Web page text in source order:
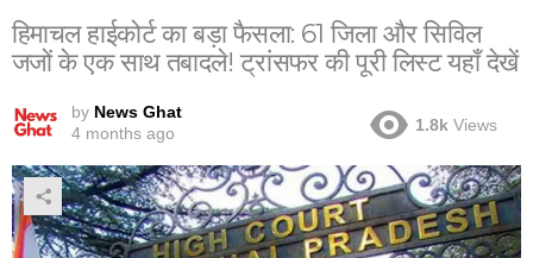
हिमाचल हाईकोर्ट का बड़ा फैसला: 61 जिला और सिविल
जजों के एक साथ तबादले! ट्रांसफर की पूरी लिस्ट यहाँ देखें
by News Ghat
4 months ago
1.8k Views